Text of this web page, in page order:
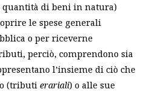
di beni in natura)
le spese generali
o per riceverne
perciò, comprendono sia
l’insieme di ciò che
(tributi erariali) o alle sue